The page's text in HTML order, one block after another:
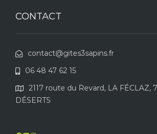
CONTACT
contact@gites3sapins.fr
06 48 47 62 15
2117 route du Revard, LA FÉCLAZ,
DÉSERTS